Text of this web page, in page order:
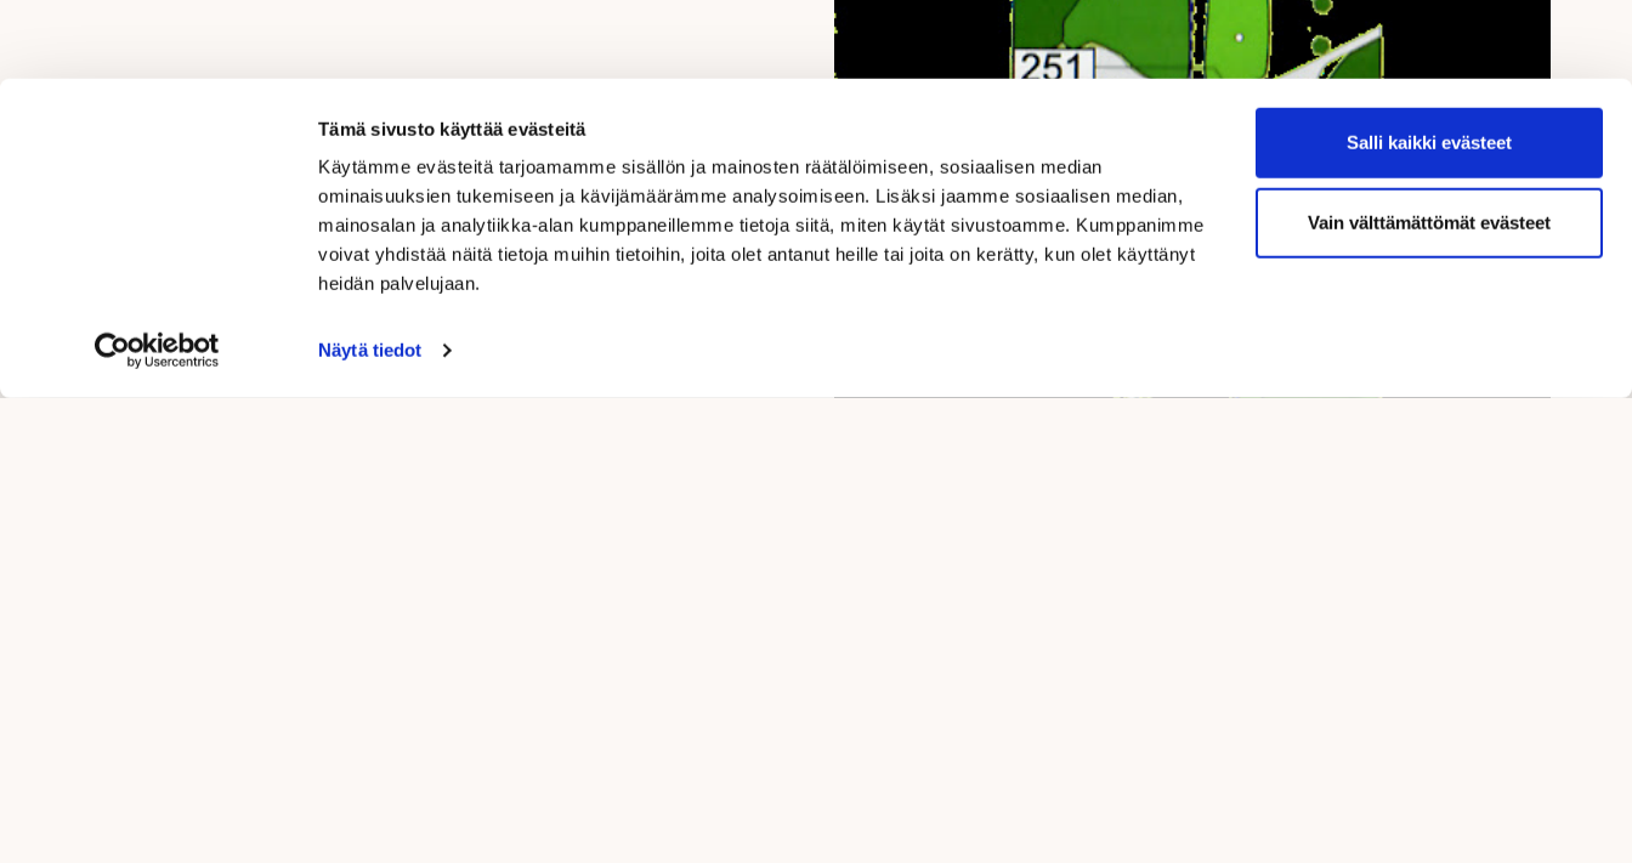
Tämä sivusto käyttää evästeitä
Käytämme evästeitä tarjoamamme sisällön ja mainosten räätälöimiseen, sosiaalisen median
ominaisuuksien tukemiseen ja kävijämäärämme analysoimiseen. Lisäksi jaamme sosiaalisen median,
mainosalan ja analytiikka-alan kumppaneillemme tietoja siitä, miten käytät sivustoamme. Kumppanimme
voivat yhdistää näitä tietoja muihin tietoihin, joita olet antanut heille tai joita on kerätty, kun olet käyttänyt
heidän palvelujaan.
Näytä tiedot
Salli kaikki evästeet
Vain välttämättömät evästeet